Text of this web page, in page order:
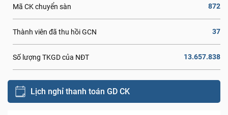
Mã CK chuyển sàn 872
Thành viên đã thu hồi GCN 37
Số lượng TKGD của NĐT 13.657.838
Lịch nghỉ thanh toán GD CK